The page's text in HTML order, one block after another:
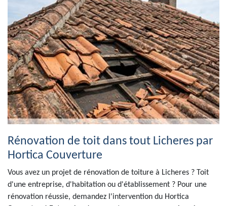
Rénovation de toit dans tout Licheres par
Hortica Couverture
Vous avez un projet de rénovation de toiture à Licheres ? Toit
d'une entreprise, d'habitation ou d'établissement ? Pour une
rénovation réussie, demandez l'intervention du Hortica